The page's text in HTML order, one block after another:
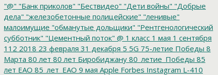
"@" "Банк приколов" "Бествидео" "Дети войны" "Добрые
дела" "железобетонные полицейские" "ленивые"
малоимущие "обманутые дольщики" "Рентгенологический
субботник" "Цементный поток" @ 1 класс 1 мая 1 сентября
112 2018 23 февраля 31 декабря 5 5G 75-летие Победы 8
Марта 80 лет 80 лет Биробиджану 80_летие_Победы 85
лет ЕАО 85_лет_ЕАО 9 мая Apple Forbes Instagram L-410